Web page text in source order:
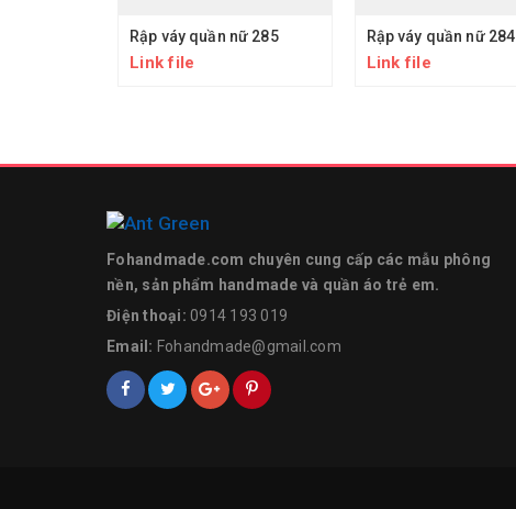
Rập váy quần nữ 285
Link file
Rập váy quần nữ 284
Link file
Fohandmade.com chuyên cung cấp các mẫu phông
nền, sản phẩm handmade và quần áo trẻ em.
Điện thoại: 0914 193 019
Email: Fohandmade@gmail.com